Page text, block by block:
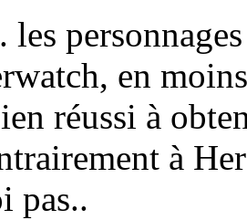
les
en
réussi à
à
pas..